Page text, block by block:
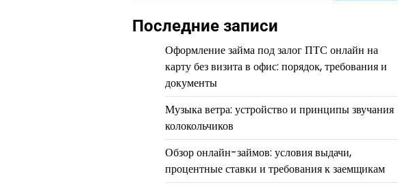
Последние записи
Оформление займа под залог ПТС онлайн на
карту без визита в офис: порядок, требования и
документы
Музыка ветра: устройство и принципы звучания
колокольчиков
Обзор онлайн-займов: условия выдачи,
процентные ставки и требования к заемщикам